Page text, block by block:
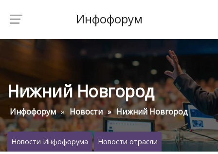
Инфофорум
Нижний Новгород
Инфофорум Новости Нижний Новгород
Новости Инфофорума Новости отрасли